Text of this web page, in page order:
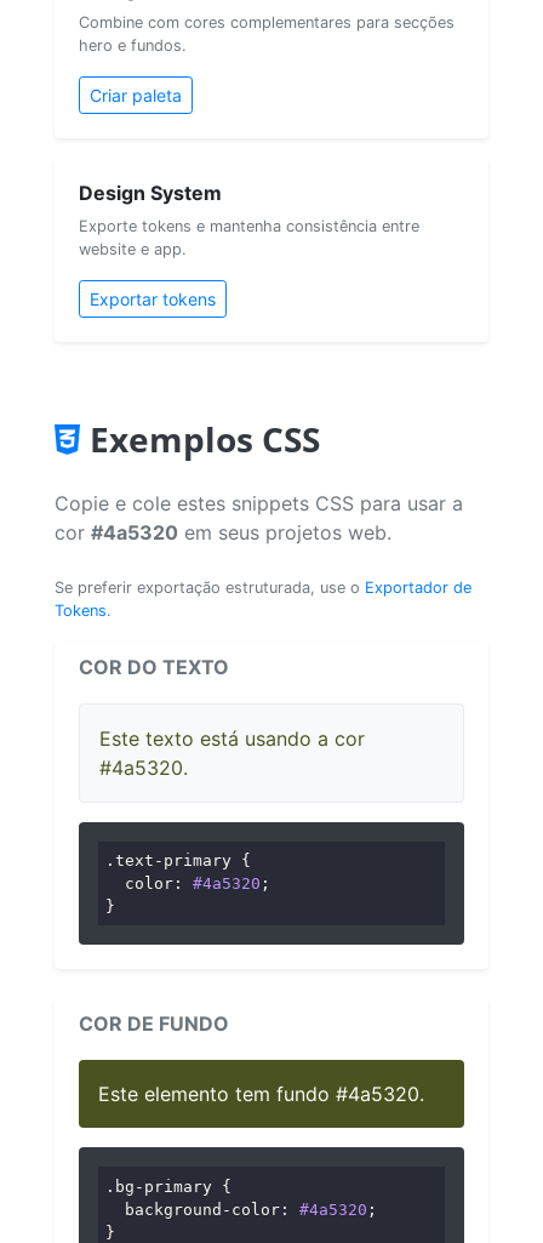
Combine com cores complementares para secções
hero e fundos.
Criar paleta
Design System
Exporte tokens e mantenha consistência entre
website e app.
Exportar tokens
Exemplos CSS
Copie e cole estes snippets CSS para usar a
cor #4a5320 em seus projetos web.
Se preferir exportação estruturada, use o Exportador de
Tokens.
COR DO TEXTO
Este texto está usando a cor
#4a5320.
.text-primary {
color : #4a5320 ;
}
COR DE FUNDO
Este elemento tem fundo #4a5320.
.bg-primary {
background-color : #4a5320 ;
}